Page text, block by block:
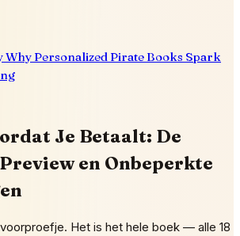
Why Personalized Pirate Books Spark
Je Betaalt: De
en Onbeperkte
Het is het hele boek — alle 18